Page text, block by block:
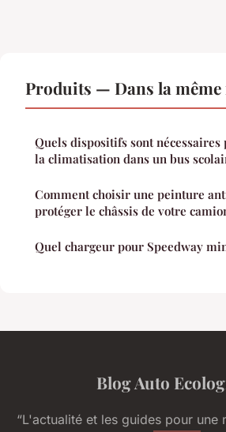
Produits — Dans la
Quels dispositifs sont
la climatisation dans un bus
Comment choisir une peinture
protéger le châssis de votre
Quel chargeur pour Speedway
Blog Auto
“L'actualité et les guides pour une